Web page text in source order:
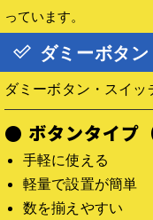
っています。
ダミーボタ
ダミーボタン・スイッ
● ボタンタイプ
手軽に使える
軽量で設置が簡単
数を揃えやすい